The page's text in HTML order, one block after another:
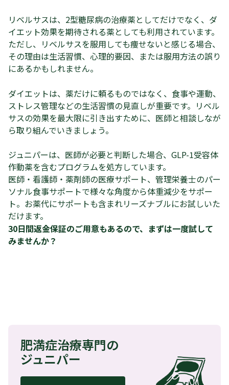
リベルサスは、2型糖尿病の治療薬としてだけでなく、ダ
イエット効果を期待される薬としても利用されています。
ただし、リベルサスを服用しても痩せないと感じる場合、
その理由は生活習慣、心理的要因、または服用方法の誤り
にあるかもしれません。
ダイエットは、薬だけに頼るものではなく、食事や運動、
ストレス管理などの生活習慣の見直しが重要です。リベル
サスの効果を最大限に引き出すために、医師と相談しなが
ら取り組んでいきましょう。
ジュニパーは、医師が必要と判断した場合、GLP-1受容体
作動薬を含むプログラムを処方しています。
医師・看護師・薬剤師の医療サポート、管理栄養士のパー
ソナル食事サポートで様々な角度から体重減少をサポー
ト。お薬代にサポートも含まれリーズナブルにお試しいた
だけます。
30日間返金保証のご用意もあるので、まずは一度試して
みませんか？
肥満症治療専門の
ジュニパー